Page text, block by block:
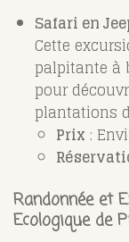
Safari en
Cette
palpitante à
pour
plantations
Prix :
Randonnée et
Ecologique de